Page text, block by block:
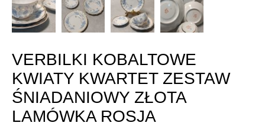
VERBILKI KOBALTOWE
KWIATY KWARTET ZESTAW
ŚNIADANIOWY ZŁOTA
LAMÓWKA ROSJA